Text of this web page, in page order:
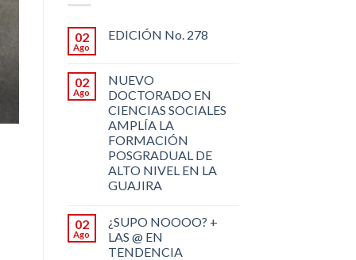
02
Ago
EDICIÓN No. 278
02
Ago
NUEVO
DOCTORADO EN
CIENCIAS SOCIALES
AMPLÍA LA
FORMACIÓN
POSGRADUAL DE
ALTO NIVEL EN LA
GUAJIRA
02
Ago
¿SUPO NOOOO? +
LAS @ EN
TENDENCIA